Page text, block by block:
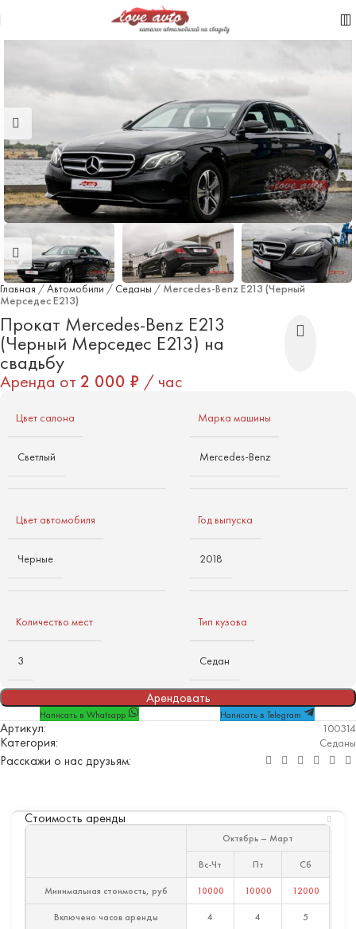
Главная /Автомобили / Седаны / Mercedes-Benz E213 (Черный
Мерседес Е213)
Прокат Mercedes-Benz E213
(Черный Мерседес Е213) на
свадьбу
Аренда от 2 000 ₽ / час
Цвет салона
Светлый
Марка машины
Mercedes-Benz
Цвет автомобиля
Черные
Год выпуска
2018
Количество мест
3
Тип кузова
Седан
Арендовать
Написать в Whatsapp Написать в Telegram
Артикул: 100314
Категория: Седаны
Расскажи о нас друзьям:
Стоимость аренды
Октябрь – Март
Вс-Чт Пт Сб
Минимальная стоимость, руб 10000 10000 12000
Включено часов аренды 4 4 5